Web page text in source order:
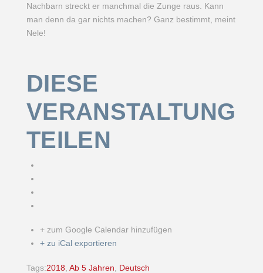
Nachbarn streckt er manchmal die Zunge raus. Kann
man denn da gar nichts machen? Ganz bestimmt, meint
Nele!
DIESE
VERANSTALTUNG
TEILEN
+ zum Google Calendar hinzufügen
+ zu iCal exportieren
Tags:2018 Ab 5 Jahren Deutsch